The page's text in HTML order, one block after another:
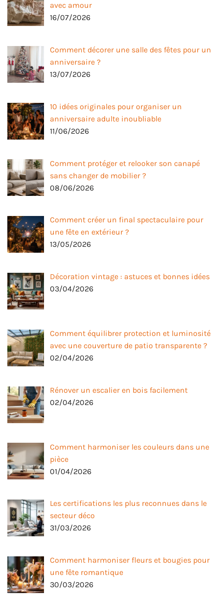
avec amour
16/07/2026
Comment décorer une salle des fêtes pour un
anniversaire ?
13/07/2026
10 idées originales pour organiser un
anniversaire adulte inoubliable
11/06/2026
Comment protéger et relooker son canapé
sans changer de mobilier ?
08/06/2026
Comment créer un final spectaculaire pour
une fête en extérieur ?
13/05/2026
Décoration vintage : astuces et bonnes idées
03/04/2026
Comment équilibrer protection et luminosité
avec une couverture de patio transparente ?
02/04/2026
Rénover un escalier en bois facilement
02/04/2026
Comment harmoniser les couleurs dans une
pièce
01/04/2026
Les certifications les plus reconnues dans le
secteur déco
31/03/2026
Comment harmoniser fleurs et bougies pour
une fête romantique
30/03/2026